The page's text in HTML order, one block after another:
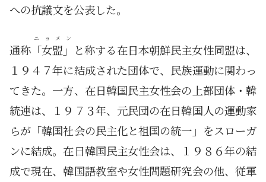
への抗議文を公表した。
通称 「女盟」
ニョメン
と称する在日本朝鮮民主女性同盟は、
１９４７年に結成された団体で、民族運動に関わっ
てきた。一方、在日韓国民主女性会の上部団体・韓
統連は、１９７３年、元民団の在日韓国人の運動家
らが「韓国社会の民主化と祖国の統一」をスローガ
ンに結成。在日韓国民主女性会は、１９８６年の結
成で現在、韓国語教室や女性問題研究会の他、従軍